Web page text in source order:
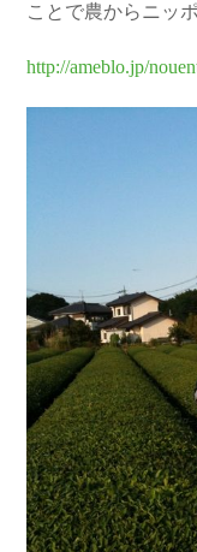
ことで農からニッ
http://ameblo.jp/